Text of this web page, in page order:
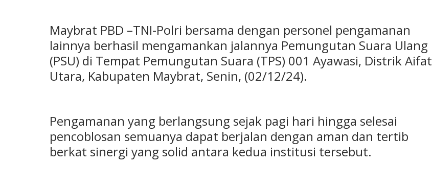
Maybrat PBD –TNI-Polri bersama dengan personel pengamanan
lainnya berhasil mengamankan jalannya Pemungutan Suara Ulang
(PSU) di Tempat Pemungutan Suara (TPS) 001 Ayawasi, Distrik Aifat
Utara, Kabupaten Maybrat, Senin, (02/12/24).
Pengamanan yang berlangsung sejak pagi hari hingga selesai
pencoblosan semuanya dapat berjalan dengan aman dan tertib
berkat sinergi yang solid antara kedua institusi tersebut.